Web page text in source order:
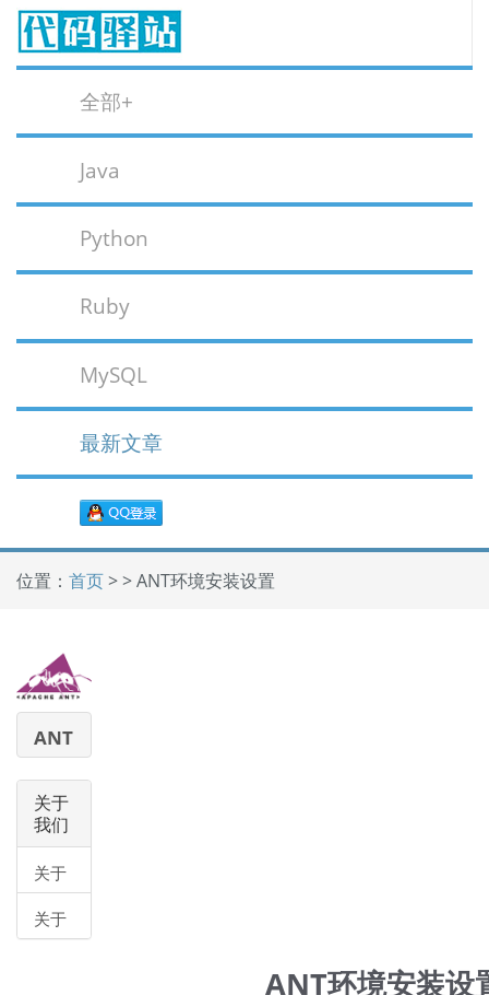
全部+
Java
Python
Ruby
MySQL
最新文章
位置： 首页> > ANT环境安装设置
ANT
教程
关于
我们
关于
关于
ANT环境安装设